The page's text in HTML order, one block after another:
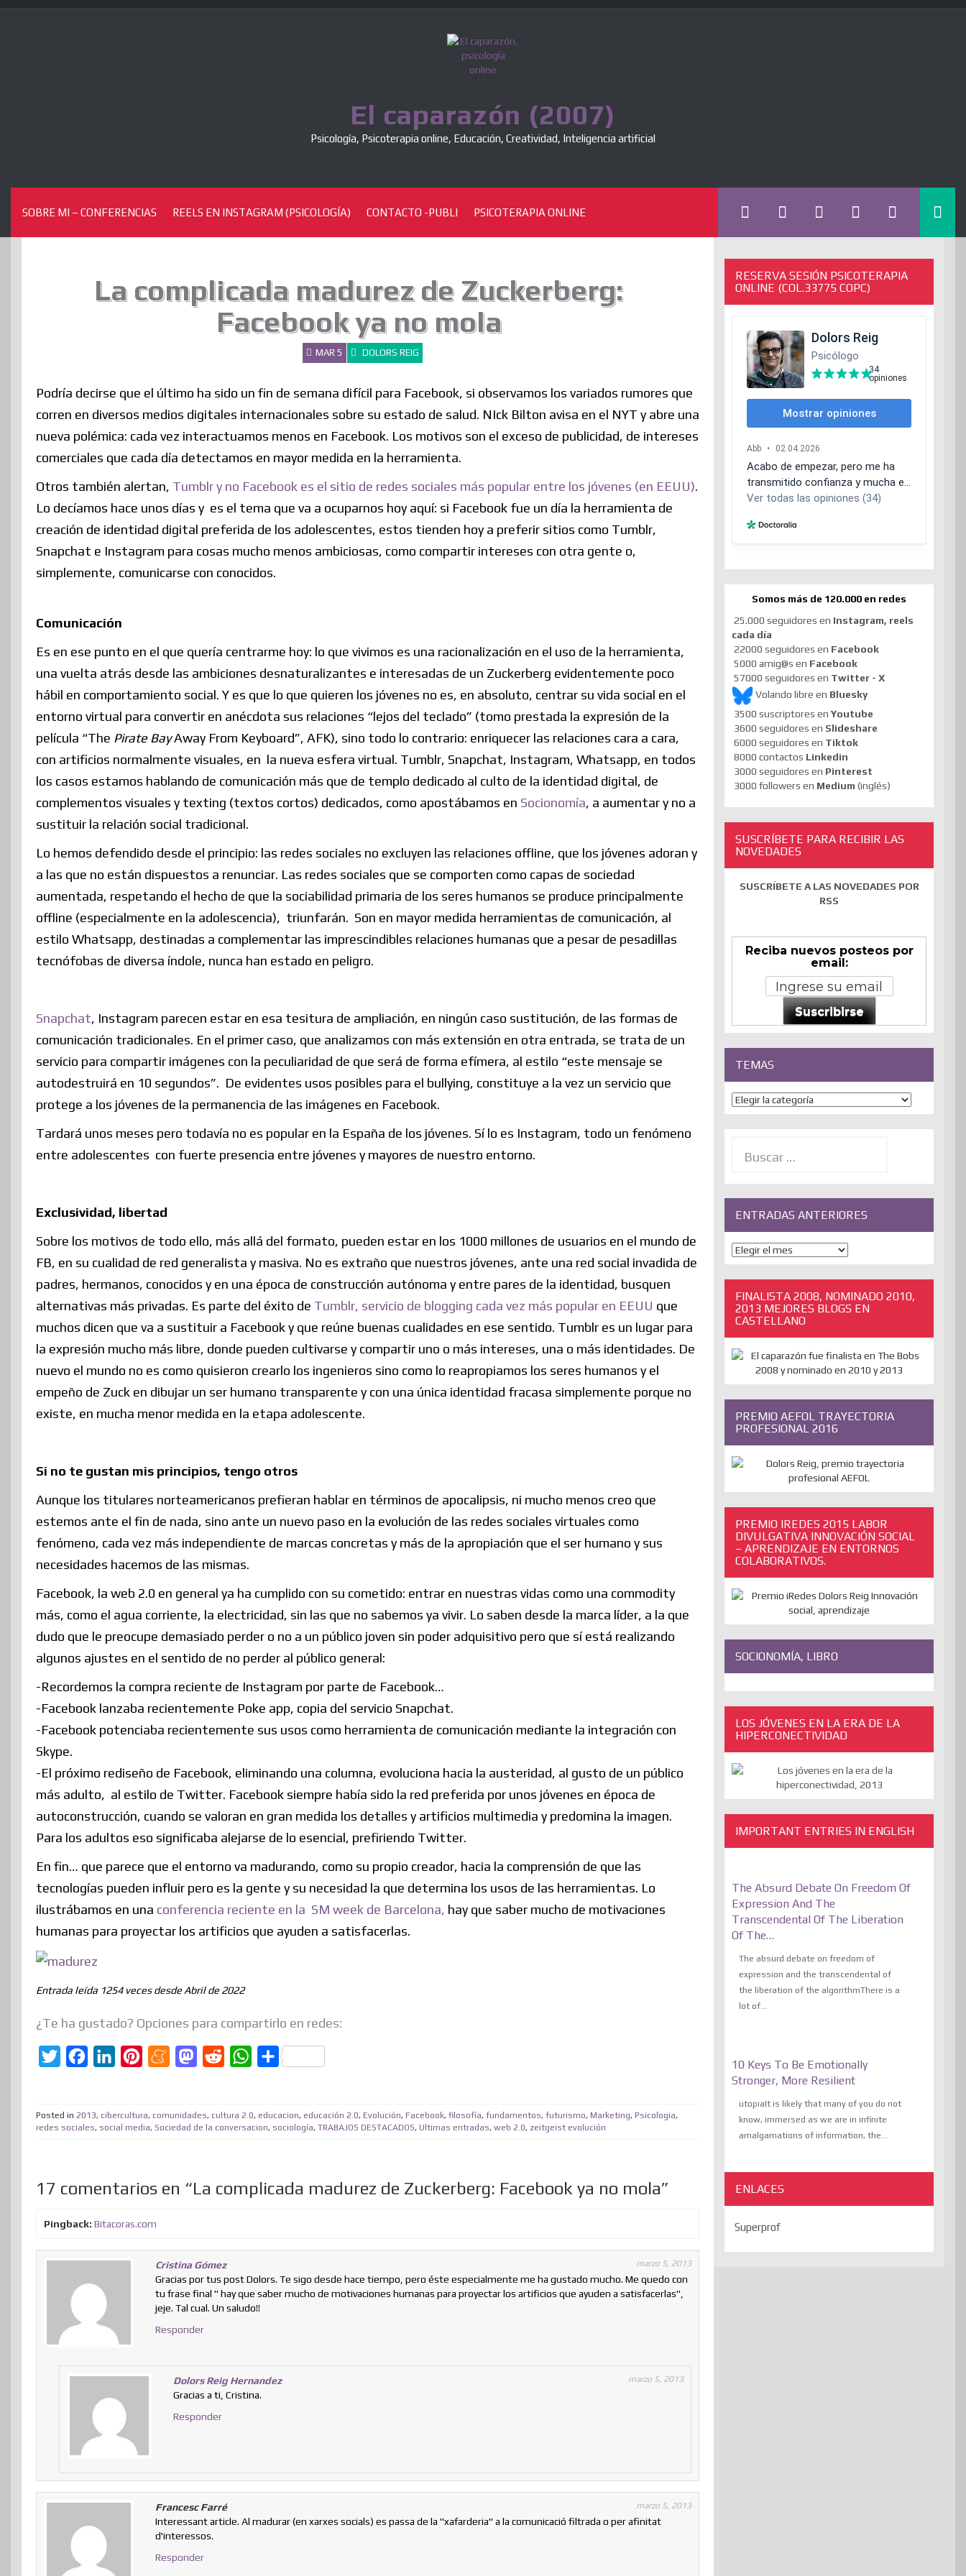
Skip
El caparazón (2007)
Psicología, Psicoterapia online, Educación, Creatividad, Inteligencia artificial
SOBRE MI – CONFERENCIAS REELS EN INSTAGRAM (PSICOLOGÍA) CONTACTO -PUBLI PSICOTERAPIA ONLINE
La complicada madurez de Zuckerberg:
Facebook ya no mola
MAR 5 DOLORS REIG
Podría decirse que el último ha sido un fin de semana difícil para Facebook, si observamos los variados rumores que
corren en diversos medios digitales internacionales sobre su estado de salud. NIck Bilton avisa en el NYT y abre una
nueva polémica: cada vez interactuamos menos en Facebook. Los motivos son el exceso de publicidad, de intereses
comerciales que cada día detectamos en mayor medida en la herramienta.
Otros también alertan, Tumblr y no Facebook es el sitio de redes sociales más popular entre los jóvenes (en EEUU).
Lo decíamos hace unos días y es el tema que va a ocuparnos hoy aquí: si Facebook fue un día la herramienta de
creación de identidad digital preferida de los adolescentes, estos tienden hoy a preferir sitios como Tumblr,
Snapchat e Instagram para cosas mucho menos ambiciosas, como compartir intereses con otra gente o,
simplemente, comunicarse con conocidos.
Comunicación
Es en ese punto en el que quería centrarme hoy: lo que vivimos es una racionalización en el uso de la herramienta,
una vuelta atrás desde las ambiciones desnaturalizantes e interesadas de un Zuckerberg evidentemente poco
hábil en comportamiento social. Y es que lo que quieren los jóvenes no es, en absoluto, centrar su vida social en el
entorno virtual para convertir en anécdota sus relaciones “lejos del teclado” (tomo prestada la expresión de la
película “The Pirate BayAway From Keyboard”, AFK), sino todo lo contrario: enriquecer las relaciones cara a cara,
con artificios normalmente visuales, en la nueva esfera virtual. Tumblr, Snapchat, Instagram, Whatsapp, en todos
los casos estamos hablando de comunicación más que de templo dedicado al culto de la identidad digital, de
complementos visuales y texting (textos cortos) dedicados, como apostábamos en Socionomía, a aumentar y no a
sustituir la relación social tradicional.
Lo hemos defendido desde el principio: las redes sociales no excluyen las relaciones offline, que los jóvenes adoran y
a las que no están dispuestos a renunciar. Las redes sociales que se comporten como capas de sociedad
aumentada, respetando el hecho de que la sociabilidad primaria de los seres humanos se produce principalmente
offline (especialmente en la adolescencia), triunfarán. Son en mayor medida herramientas de comunicación, al
estilo Whatsapp, destinadas a complementar las imprescindibles relaciones humanas que a pesar de pesadillas
tecnófobas de diversa índole, nunca han estado en peligro.
Snapchat, Instagram parecen estar en esa tesitura de ampliación, en ningún caso sustitución, de las formas de
comunicación tradicionales. En el primer caso, que analizamos con más extensión en otra entrada, se trata de un
servicio para compartir imágenes con la peculiaridad de que será de forma efímera, al estilo “este mensaje se
autodestruirá en 10 segundos”. De evidentes usos posibles para el bullying, constituye a la vez un servicio que
protege a los jóvenes de la permanencia de las imágenes en Facebook.
Tardará unos meses pero todavía no es popular en la España de los jóvenes. Sí lo es Instagram, todo un fenómeno
entre adolescentes con fuerte presencia entre jóvenes y mayores de nuestro entorno.
Exclusividad, libertad
Sobre los motivos de todo ello, más allá del formato, pueden estar en los 1000 millones de usuarios en el mundo de
FB, en su cualidad de red generalista y masiva. No es extraño que nuestros jóvenes, ante una red social invadida de
padres, hermanos, conocidos y en una época de construcción autónoma y entre pares de la identidad, busquen
alternativas más privadas. Es parte del éxito de Tumblr, servicio de blogging cada vez más popular en EEUU que
muchos dicen que va a sustituir a Facebook y que reúne buenas cualidades en ese sentido. Tumblr es un lugar para
la expresión mucho más libre, donde pueden cultivarse y compartir uno o más intereses, una o más identidades. De
nuevo el mundo no es como quisieron crearlo los ingenieros sino como lo reapropiamos los seres humanos y el
empeño de Zuck en dibujar un ser humano transparente y con una única identidad fracasa simplemente porque no
existe, en mucha menor medida en la etapa adolescente.
Si no te gustan mis principios, tengo otros
Aunque los titulares norteamericanos prefieran hablar en términos de apocalipsis, ni mucho menos creo que
estemos ante el fin de nada, sino ante un nuevo paso en la evolución de las redes sociales virtuales como
fenómeno, cada vez más independiente de marcas concretas y más de la apropiación que el ser humano y sus
necesidades hacemos de las mismas.
Facebook, la web 2.0 en general ya ha cumplido con su cometido: entrar en nuestras vidas como una commodity
más, como el agua corriente, la electricidad, sin las que no sabemos ya vivir. Lo saben desde la marca líder, a la que
dudo que le preocupe demasiado perder o no a un público joven sin poder adquisitivo pero que sí está realizando
algunos ajustes en el sentido de no perder al público general:
-Recordemos la compra reciente de Instagram por parte de Facebook…
-Facebook lanzaba recientemente Poke app, copia del servicio Snapchat.
-Facebook potenciaba recientemente sus usos como herramienta de comunicación mediante la integración con
Skype.
-El próximo rediseño de Facebook, eliminando una columna, evoluciona hacia la austeridad, al gusto de un público
más adulto, al estilo de Twitter. Facebook siempre había sido la red preferida por unos jóvenes en época de
autoconstrucción, cuando se valoran en gran medida los detalles y artificios multimedia y predomina la imagen.
Para los adultos eso significaba alejarse de lo esencial, prefiriendo Twitter.
En fin… que parece que el entorno va madurando, como su propio creador, hacia la comprensión de que las
tecnologías pueden influir pero es la gente y su necesidad la que determina los usos de las herramientas. Lo
ilustrábamos en una conferencia reciente en la SM week de Barcelona, hay que saber mucho de motivaciones
humanas para proyectar los artificios que ayuden a satisfacerlas.
Entrada leída 1254 veces desde Abril de 2022
¿Te ha gustado? Opciones para compartirlo en redes:
t
r
e
o
k
I
t
e
t
M
e
e
M
t
d
W
t
p
C
p
t
Posted in 2013, cibercultura, comunidades, cultura 2.0, educacion, educación 2.0, Evolución, Facebook, filosofía, fundamentos, futurismo, Marketing, Psicologia,
redes sociales, social media, Sociedad de la conversacion, sociología, TRABAJOS DESTACADOS, Ultimas entradas, web 2.0, zeitgeist evolución
17 comentarios en “La complicada madurez de Zuckerberg: Facebook ya no mola”
Pingback: Bitacoras.com
Cristina Gómez marzo 5, 2013
Gracias por tus post Dolors. Te sigo desde hace tiempo, pero éste especialmente me ha gustado mucho. Me quedo con
tu frase final " hay que saber mucho de motivaciones humanas para proyectar los artificios que ayuden a satisfacerlas",
jeje. Tal cual. Un saludo!!
Responder
Dolors Reig Hernandez marzo 5, 2013
Gracias a ti, Cristina.
Responder
Francesc Farré marzo 5, 2013
Interessant article. Al madurar (en xarxes socials) es passa de la "xafarderia" a la comunicació filtrada o per afinitat
d'interessos.
Responder
RESERVA SESIÓN PSICOTERAPIA
ONLINE (COL.33775 COPC)
Somos más de 120.000 en redes
25.000 seguidores en Instagram, reels
cada día
22000 seguidores en Facebook
5000 amig@s en Facebook
57000 seguidores en Twitter - X
Volando libre en Bluesky
3500 suscriptores en Youtube
3600 seguidores en Slideshare
6000 seguidores en Tiktok
8000 contactos Linkedin
3000 seguidores en Pinterest
3000 followers en Medium (inglés)
SUSCRÍBETE PARA RECIBIR LAS
NOVEDADES
SUSCRÍBETE A LAS NOVEDADES POR
RSS
Reciba nuevos posteos por
email:
Suscribirse
TEMAS
Temas
ENTRADAS ANTERIORES
ENTRADAS
ANTERIORES
FINALISTA 2008, NOMINADO 2010,
2013 MEJORES BLOGS EN
CASTELLANO
PREMIO AEFOL TRAYECTORIA
PROFESIONAL 2016
PREMIO IREDES 2015 LABOR
DIVULGATIVA INNOVACIÓN SOCIAL
– APRENDIZAJE EN ENTORNOS
COLABORATIVOS.
SOCIONOMÍA, LIBRO
LOS JÓVENES EN LA ERA DE LA
HIPERCONECTIVIDAD
IMPORTANT ENTRIES IN ENGLISH
The Absurd Debate On Freedom Of
Expression And The
Transcendental Of The Liberation
Of The…
The absurd debate on freedom of
expression and the transcendental of
the liberation of the algorithmThere is a
lot of...
10 Keys To Be Emotionally
Stronger, More Resilient
utopiaIt is likely that many of you do not
know, immersed as we are in infinite
amalgamations of information, the...
ENLACES
Superprof